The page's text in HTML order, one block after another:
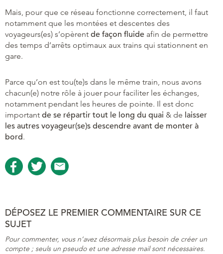
Mais, pour que ce réseau fonctionne correctement, il faut
notamment que les montées et descentes des
voyageurs(es) s’opèrent de façon fluide afin de permettre
des temps d’arrêts optimaux aux trains qui stationnent en
gare.
Parce qu’on est tou(te)s dans le même train, nous avons
chacun(e) notre rôle à jouer pour faciliter les échanges,
notamment pendant les heures de pointe. Il est donc
important de se répartir tout le long du quai & de laisser
les autres voyageur(se)s descendre avant de monter à
bord.
DÉPOSEZ LE PREMIER COMMENTAIRE SUR CE
SUJET
Pour commenter, vous n’avez désormais plus besoin de créer un
compte ; seuls un pseudo et une adresse mail sont nécessaires.